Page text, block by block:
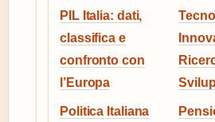
PIL Italia: dati,
classifica e
confronto con
l’Europa
Politica Italiana